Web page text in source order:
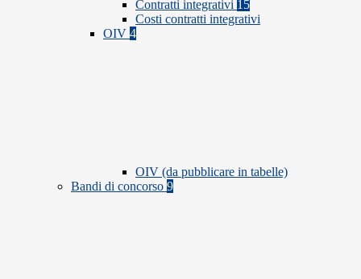
Contratti integrativi 15
Costi contratti integrativi
OIV 4
OIV (da pubblicare in tabelle)
Bandi di concorso 9